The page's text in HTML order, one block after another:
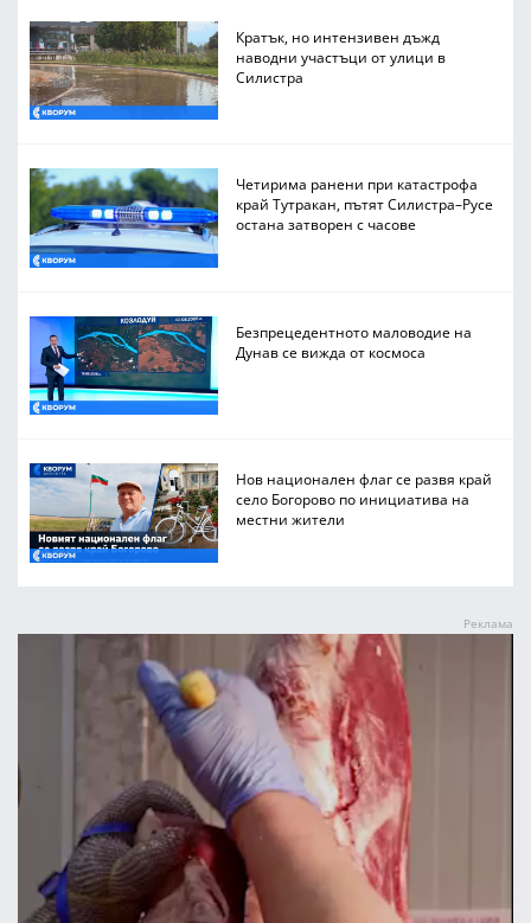
Кратък, но интензивен дъжд
наводни участъци от улици в
Силистра
Четирима ранени при катастрофа
край Тутракан, пътят Силистра–Русе
остана затворен с часове
Безпрецедентното маловодие на
Дунав се вижда от космоса
Нов национален флаг се развя край
село Богорово по инициатива на
местни жители